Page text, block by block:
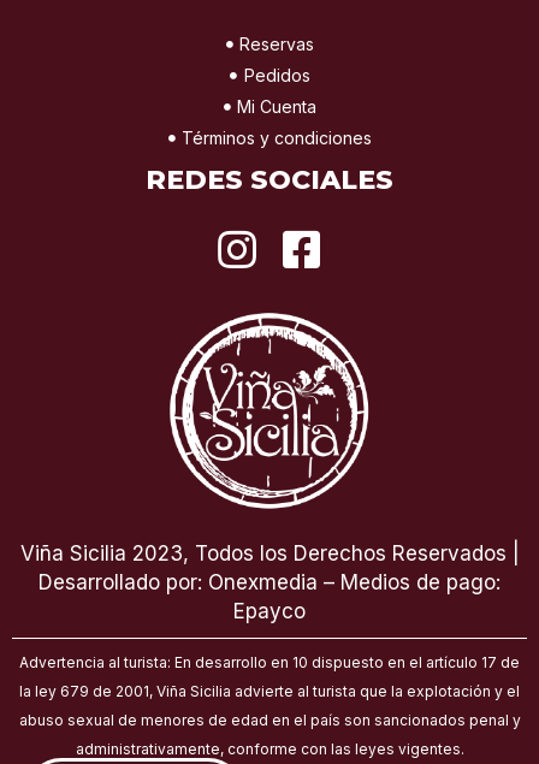
Reservas
Pedidos
Mi Cuenta
Términos y condiciones
REDES SOCIALES
I
s
t
a
g
r
a
m
F
c
e
b
o
o
k
-
s
q
u
Viña Sicilia 2023, Todos los Derechos Reservados |
Desarrollado por: Onexmedia – Medios de pago:
Epayco
Advertencia al turista: En desarrollo en 10 dispuesto en el artículo 17 de
la ley 679 de 2001, Viña Sicilia advierte al turista que la explotación y el
abuso sexual de menores de edad en el país son sancionados penal y
administrativamente, conforme con las leyes vigentes.